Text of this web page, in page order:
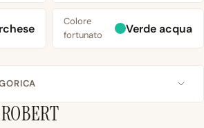
Colore
fortunato
Verde acqua